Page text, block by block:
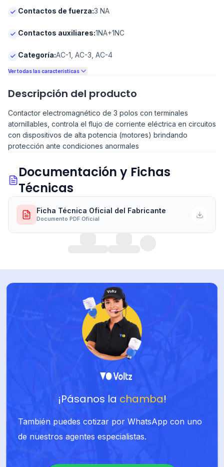
Contactos de fuerza:3 NA
Contactos auxiliares:1NA+1NC
Categoría:AC-1, AC-3, AC-4
Ver todas las características
Descripción del producto
Contactor electromagnético de 3 polos con terminales
atornillables, controla el flujo de corriente eléctrica en circuitos
con dispositivos de alta potencia (motores) brindando
protección ante condiciones anormales
Documentación y Fichas
Técnicas
Ficha Técnica Oficial del Fabricante
Documento PDF Oficial
¡Pásanos la chamba!
También puedes cotizar por WhatsApp con uno
de nuestros agentes especialistas.